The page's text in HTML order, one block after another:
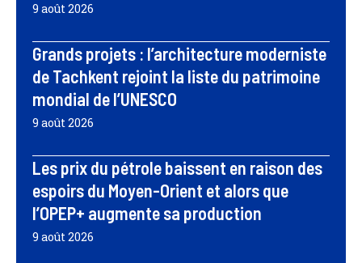
9 août 2026
Grands projets : l’architecture moderniste
de Tachkent rejoint la liste du patrimoine
mondial de l’UNESCO
9 août 2026
Les prix du pétrole baissent en raison des
espoirs du Moyen-Orient et alors que
l’OPEP+ augmente sa production
9 août 2026